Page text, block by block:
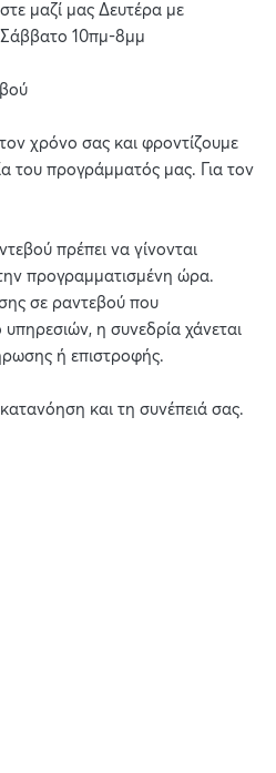
μαζί μας Δευτέρα με
10πμ-8μμ
χρόνο σας και φροντίζουμε
του προγράμματός μας. Για τον
πρέπει να γίνονται
προγραμματισμένη ώρα.
σε ραντεβού που
η συνεδρία χάνεται
ή επιστροφής.
και τη συνέπειά σας.